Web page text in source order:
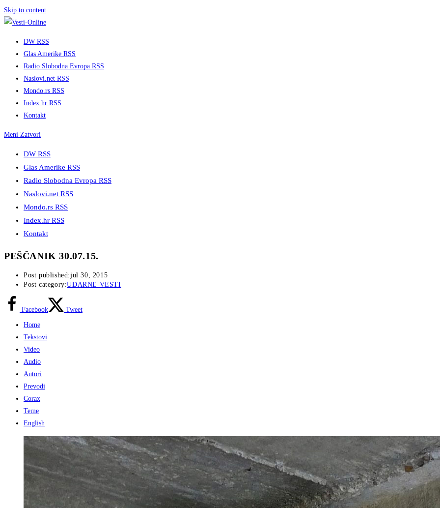
Skip to content
DW RSS
Glas Amerike RSS
Radio Slobodna Evropa RSS
Naslovi.net RSS
Mondo.rs RSS
Index.hr RSS
Kontakt
Meni Zatvori
DW RSS
Glas Amerike RSS
Radio Slobodna Evropa RSS
Naslovi.net RSS
Mondo.rs RSS
Index.hr RSS
Kontakt
PEŠČANIK 30.07.15.
Post published:jul 30, 2015
Post category:UDARNE VESTI
Facebook Tweet
Home
Tekstovi
Video
Audio
Autori
Prevodi
Corax
Teme
English